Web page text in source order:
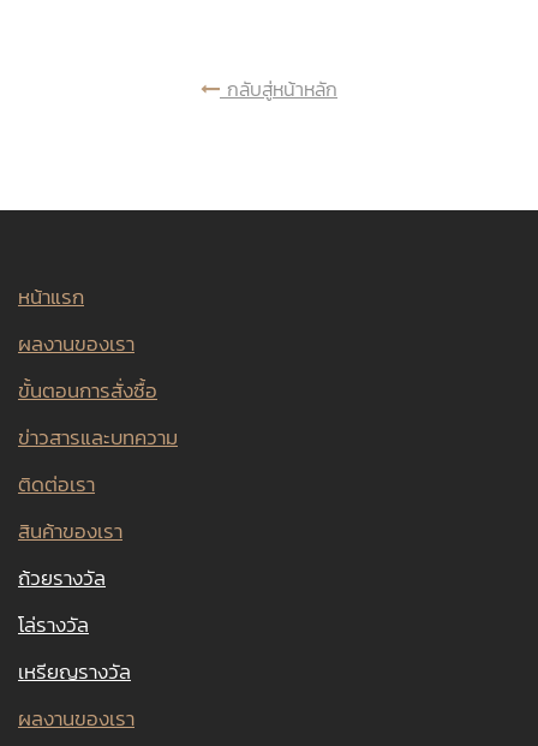
กลับสู่หน้าหลัก
หน้าแรก
ผลงานของเรา
ขั้นตอนการสั่งซื้อ
ข่าวสารและบทความ
ติดต่อเรา
สินค้าของเรา
ถ้วยรางวัล
โล่รางวัล
เหรียญรางวัล
ผลงานของเรา